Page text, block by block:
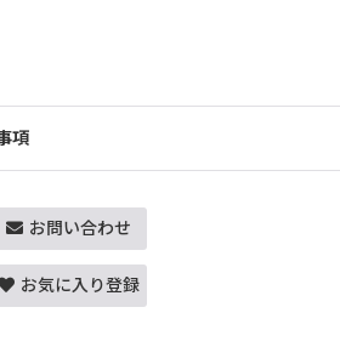
項
お問い合わせ
お気に入り登録